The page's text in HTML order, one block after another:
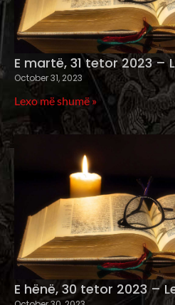
E martë, 31 tetor 2023 –
October 31, 2023
Lexo më shumë »
E hënë, 30 tetor 2023 –